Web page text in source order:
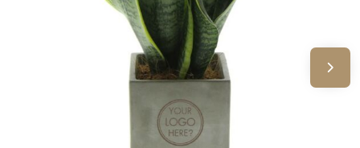
Verjaardagen
Voetbal, EK en WK